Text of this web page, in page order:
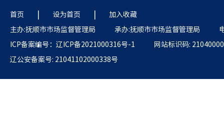
首页 | 设为首页 |
加入收藏
主办:抚顺市市场监督管理局
承办:抚顺市市场监督管理局
ICP备案编号：辽ICP备2021000316号-1
网站标识码:
辽公安备案号: 21041102000338号